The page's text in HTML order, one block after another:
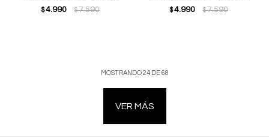
$ 4.990 $7.590 $ 4.990 $7.590
MOSTRANDO24DE68
VER MÁS